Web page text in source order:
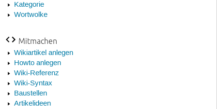
Kategorie
Wortwolke
Mitmachen
Wikiartikel anlegen
Howto anlegen
Wiki-Referenz
Wiki-Syntax
Baustellen
Artikelideen